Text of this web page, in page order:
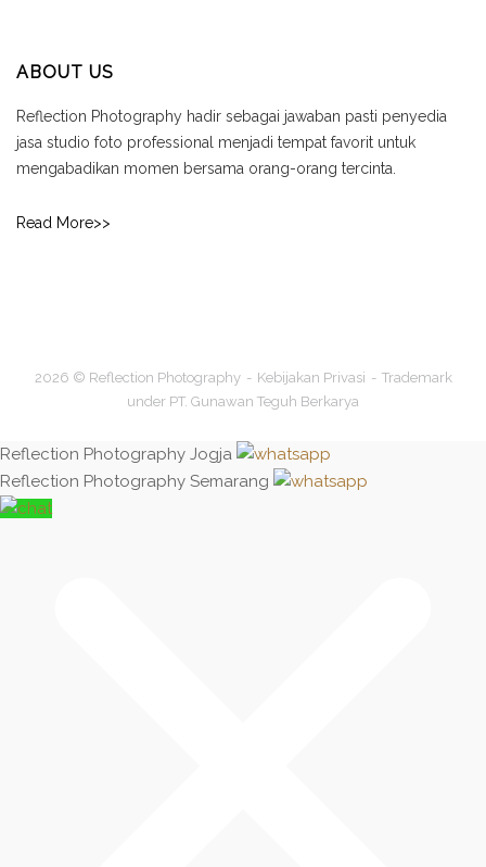
ABOUT US
Reflection Photography hadir sebagai jawaban pasti penyedia
jasa studio foto professional menjadi tempat favorit untuk
mengabadikan momen bersama orang-orang tercinta.
Read More>>
2026 © Reflection Photography Kebijakan Privasi
Trademark
under PT. Gunawan Teguh Berkarya
Reflection Photography Jogja
Reflection Photography Semarang